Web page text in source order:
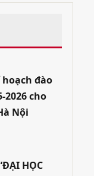
đào
2026 cho
Nội
HỌC